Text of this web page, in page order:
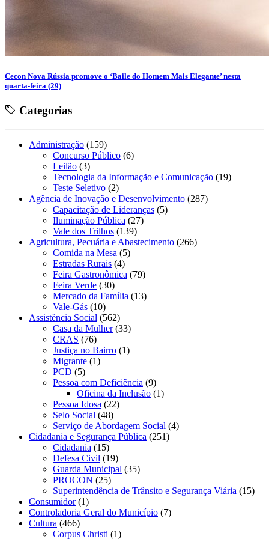
Cecon Nova Rússia promove o ‘Baile do Homem Mais Elegante’ nesta
quarta-feira (29)
Categorias
Administração (159)
Concurso Público (6)
Leilão (3)
Tecnologia da Informação e Comunicação (19)
Teste Seletivo (2)
Agência de Inovação e Desenvolvimento (287)
Capacitação de Lideranças (5)
Iluminação Pública (27)
Vale dos Trilhos (139)
Agricultura, Pecuária e Abastecimento (266)
Comida na Mesa (5)
Estradas Rurais (4)
Feira Gastronômica (79)
Feira Verde (30)
Mercado da Família (13)
Vale-Gás (10)
Assistência Social (562)
Casa da Mulher(33)
CRAS (76)
Justiça no Bairro (1)
Migrante (1)
PCD (5)
Pessoa com Deficiência (9)
Oficina da Inclusão (1)
Pessoa Idosa (22)
Selo Social (48)
Serviço de Abordagem Social (4)
Cidadania e Segurança Pública (251)
Cidadania (15)
Defesa Civil (19)
Guarda Municipal (35)
PROCON (25)
Superintendência de Trânsito e Segurança Viária (15)
Consumidor(1)
Controladoria Geral do Município (7)
Cultura (466)
Corpus Christi (1)